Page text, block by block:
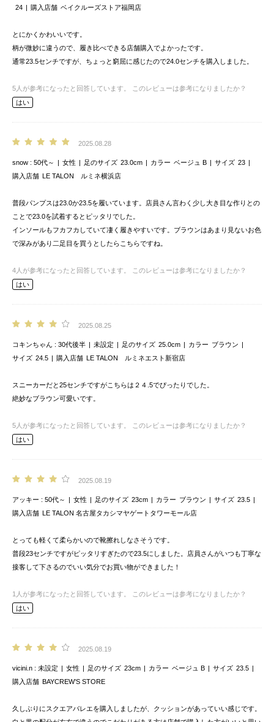
24 購入店舗 ベイクルーズストア福岡店
とにかくかわいいです。
柄が微妙に違うので、履き比べできる店舗購入でよかったです。
通常23.5センチですが、ちょっと窮屈に感じたので24.0センチを購入しました。
5 人が参考になったと回答しています。
このレビューは参考になりましたか？
はい
2025.08.28
snow 50代～ 女性 足のサイズ 23.0cm カラー ベージュ B サイズ 23
購入店舗 LE TALON ルミネ横浜店
普段パンプスは23.0か23.5を履いています。店員さん言わく少し大き目な作りとの
ことで23.0を試着するとピッタリでした。
インソールもフカフカしていて凄く履きやすいです。ブラウンはあまり見ないお色
で深みがあり二足目を買うとしたらこちらですね。
4 人が参考になったと回答しています。
このレビューは参考になりましたか？
はい
2025.08.25
コキンちゃん 30代後半 未設定 足のサイズ 25.0cm カラー ブラウン
サイズ 24.5 購入店舗 LE TALON ルミネエスト新宿店
スニーカーだと25センチですがこちらは２４.5でぴったりでした。
絶妙なブラウン可愛いです。
5 人が参考になったと回答しています。
このレビューは参考になりましたか？
はい
2025.08.19
アッキー 50代～ 女性 足のサイズ 23cm カラー ブラウン サイズ 23.5
購入店舗 LE TALON 名古屋タカシマヤゲートタワーモール店
とっても軽くて柔らかいので靴擦れしなさそうです。
普段23センチですがピッタリすぎたので23.5にしました。店員さんがいつも丁寧な
接客して下さるのでいい気分でお買い物ができました！
1 人が参考になったと回答しています。
このレビューは参考になりましたか？
はい
2025.08.19
vicini.n 未設定 女性 足のサイズ 23cm カラー ベージュ B サイズ 23.5
購入店舗 BAYCREW’S STORE
久しぶりにスクエアバレエを購入しましたが、クッションがあっていい感じです。